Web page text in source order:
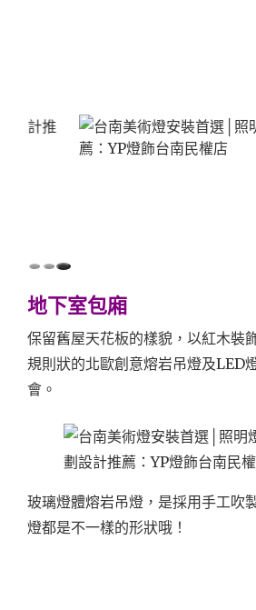
地下室包廂
保留舊屋天花板的樣貌，以紅木裝
規則狀的北歐創意熔岩吊燈及LED
會。
玻璃燈體熔岩吊燈，是採用手工吹
燈都是不一樣的形狀哦！